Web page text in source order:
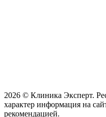
2026 © Клиника Эксперт.
характер информация на
рекомендацией.